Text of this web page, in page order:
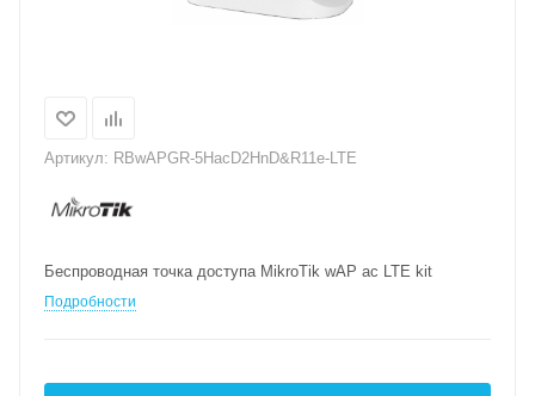
Артикул: RBwAPGR-5HacD2HnD&R11e-LTE
Беспроводная точка доступа MikroTik wAP ac LTE kit
Подробности